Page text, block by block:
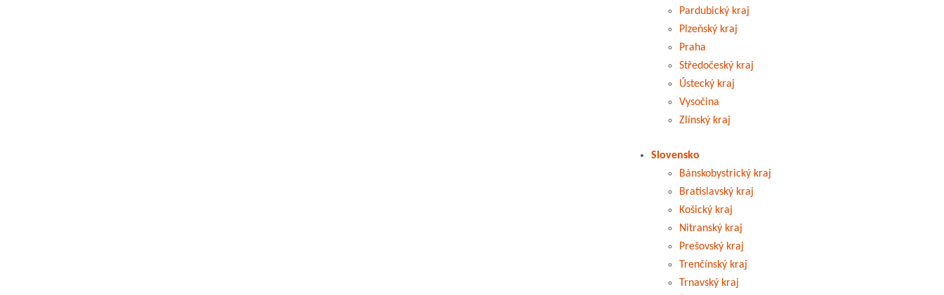
Pardubický kraj
Plzeňský kraj
Praha
Středočeský kraj
Ústecký kraj
Vysočina
Zlínský kraj
Slovensko
Bánskobystrický kraj
Bratislavský kraj
Košický kraj
Nitranský kraj
Prešovský kraj
Trenčínský kraj
Trnavský kraj